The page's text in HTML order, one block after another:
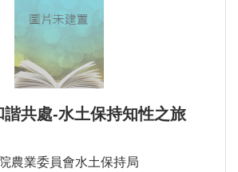
諧共處-水土保持知性之旅
農業委員會水土保持局